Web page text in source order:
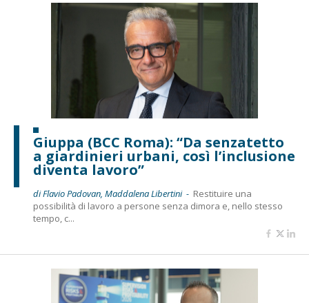
Giuppa (BCC Roma): “Da senzatetto
a giardinieri urbani, così l’inclusione
diventa lavoro”
di Flavio Padovan, Maddalena Libertini - Restituire una
possibilità di lavoro a persone senza dimora e, nello stesso
tempo, c...